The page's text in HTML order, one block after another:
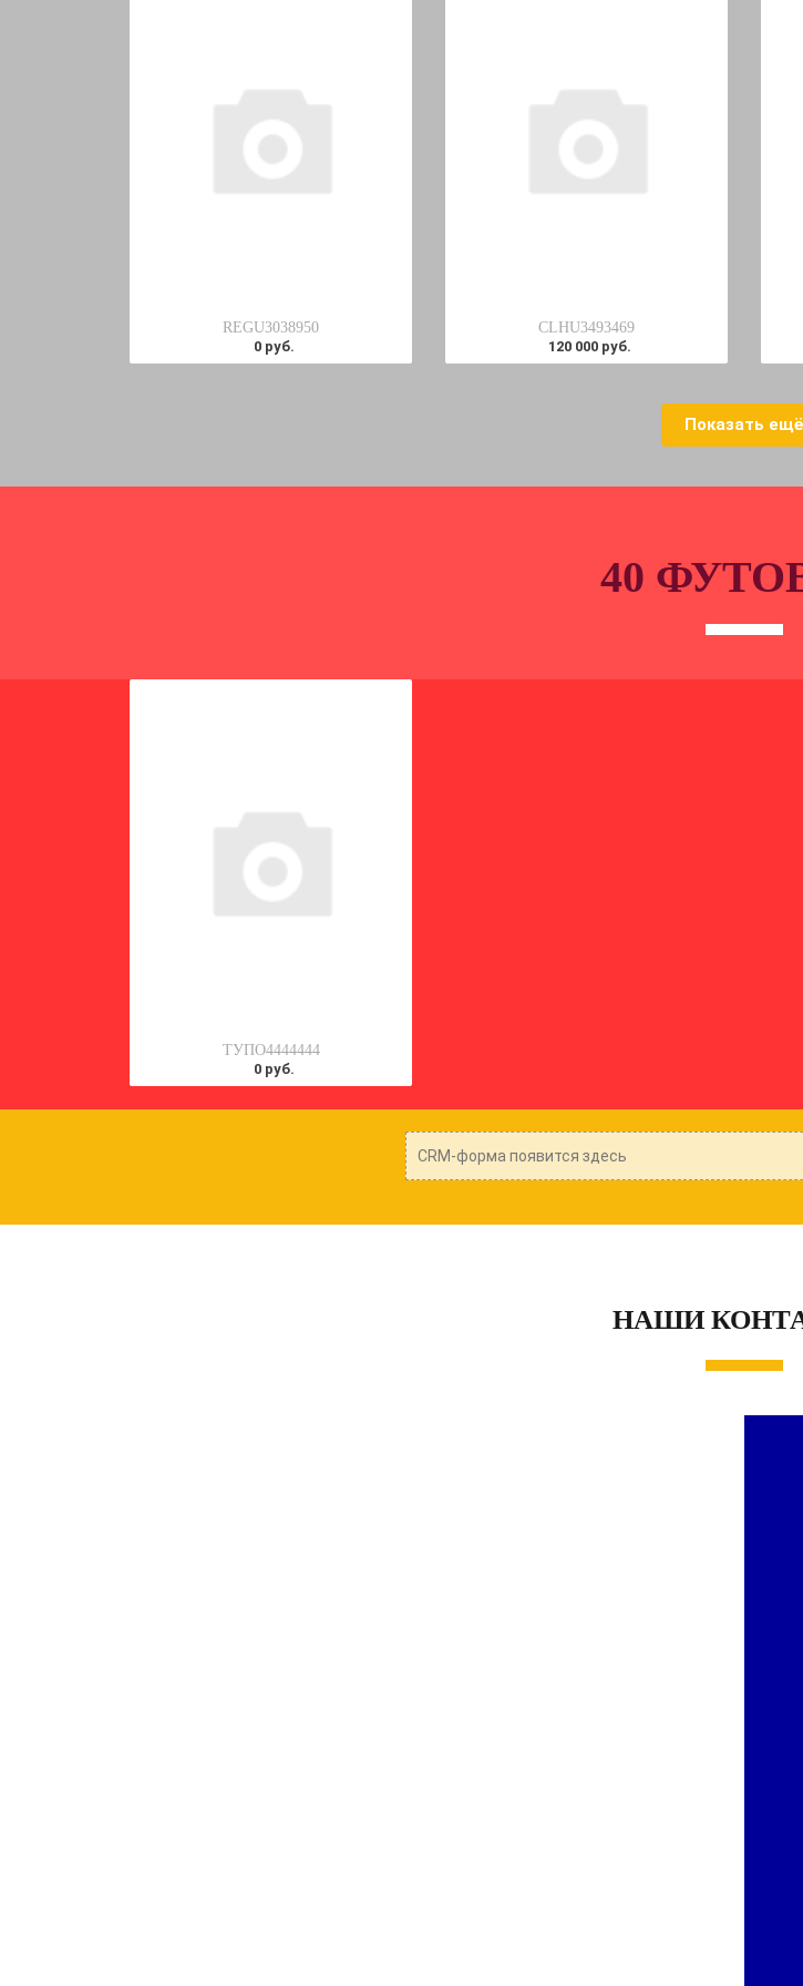
REGU3038950
0 руб.
CLHU3493469
120 000 руб.
Показать ещё
40
ТУПО4444444
0 руб.
CRM-форма появится здесь
НАШИ